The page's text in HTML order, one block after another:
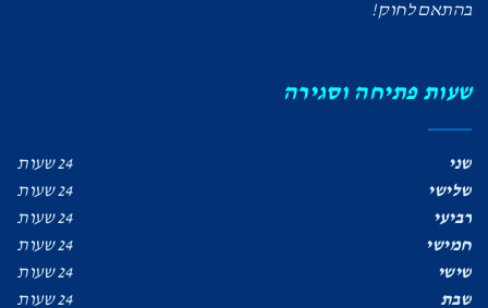
בהתאם לחוק!
שעות פתיחה וסגירה
שני
24 שעות
שלישי
24 שעות
רביעי
24 שעות
חמישי
24 שעות
שישי
24 שעות
שבת
24 שעות